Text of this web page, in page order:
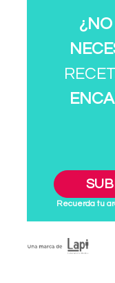
Recuerda tu